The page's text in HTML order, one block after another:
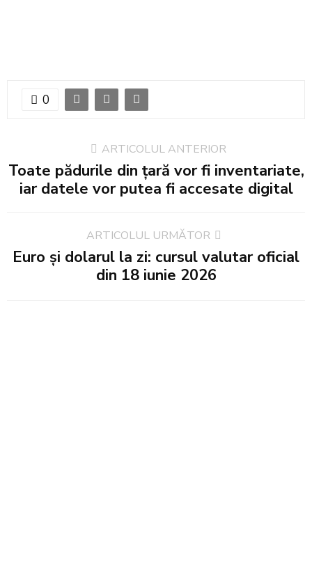
0
ARTICOLUL ANTERIOR
Toate pădurile din țară vor fi inventariate,
iar datele vor putea fi accesate digital
ARTICOLUL URMĂTOR
Euro și dolarul la zi: cursul valutar oficial
din 18 iunie 2026